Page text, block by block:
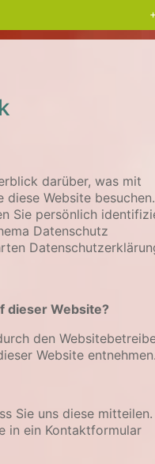
darüber, was mit
diese Website besuchen.
Sie persönlich
Datenschutz
dieser Website?
den
Website entnehmen.
Sie uns diese mitteilen.
in ein Kontaktformular
+++ !!!